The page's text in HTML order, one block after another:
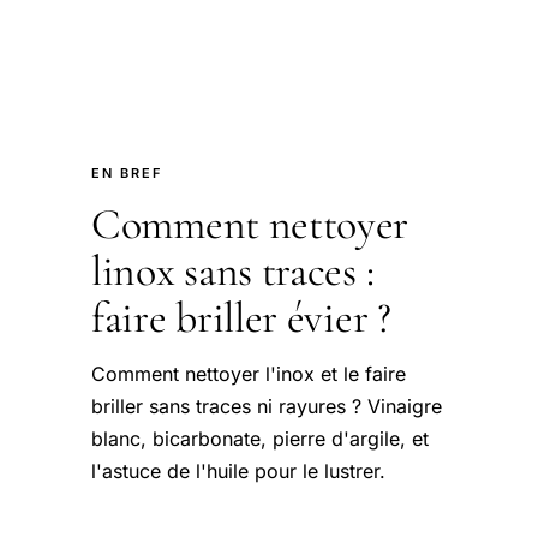
EN BREF
Comment nettoyer
linox sans traces :
faire briller évier ?
Comment nettoyer l'inox et le faire
briller sans traces ni rayures ? Vinaigre
blanc, bicarbonate, pierre d'argile, et
l'astuce de l'huile pour le lustrer.